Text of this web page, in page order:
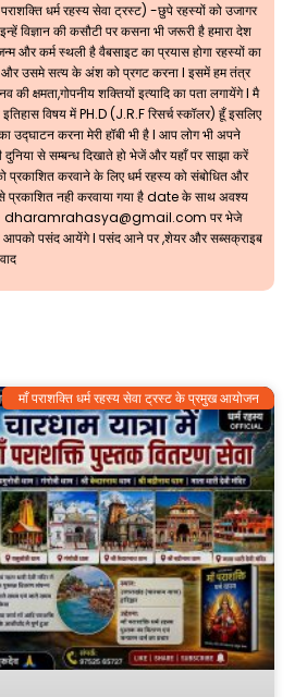
धर्म रहस्य सेवा ट्रस्ट) -छुपे रहस्यों को उजागर
विज्ञान की कसौटी पर कसना भी जरूरी है हमारा देश
जन्म और कर्म स्थली है वैबसाइट का प्रयास होगा रहस्यों का
और उसमे सत्य के अंश को प्रगट करना l इसमें हम तंत्र
की क्षमता,गोपनीय शक्तियों इत्यादि का पता लगायेंगे l मै
इतिहास विषय में PH.D (J.R.F रिसर्च स्कॉलर) हूँ इसलिए
उद्घाटन करना मेरी हॉबी भी है l आप लोग भी अपने
से सम्बन्ध दिखाते हो भेजें और यहाँ पर साझा करें
करवाने के लिए धर्म रहस्य को संबोधित और
प्रकाशित नही करवाया गया है date के साथ अवश्य
dharamrahasya@gmail.com पर भेजे
आपको पसंद आयेंगे l पसंद आने पर ,शेयर और सब्सक्राइब
माँ पराशक्ति धर्म रहस्य सेवा ट्रस्ट के प्रमुख आयोजन